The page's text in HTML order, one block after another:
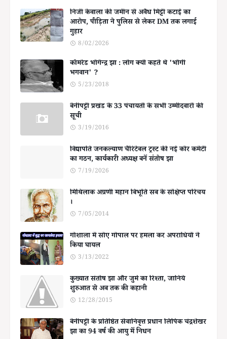
निजी केवाला की जमीन से अवैध मिट्टी कटाई का
आरोप, पीड़िता ने पुलिस से लेकर DM तक लगाई
गुहार
8/02/2026
कॉमरेड भोगेन्द्र झा : लोग क्यों कहते थे 'भोगी
भगवान' ?
5/23/2018
बेनीपट्टी प्रखंड के 33 पंचायतों के सभी उम्मीदवारों की
सूची
3/19/2016
विद्यापति जनकल्याण चैरिटेबल ट्रस्ट की नई कोर कमेटी
का गठन, कार्यकारी अध्यक्ष बनें संतोष झा
7/19/2026
मिथिलाक अग्रणी महान बिभूति सब के संक्षिप्त परिचय
।
7/05/2014
गोशाला में सोए गोपाल पर हमला कर अपराधियों ने
किया घायल
3/13/2022
कुख्यात संतोष झा और जुर्म का रिश्ता, जानिये
शुरुआत से अब तक की कहानी
12/28/2015
बेनीपट्टी के प्रतिष्ठित सेवानिवृत्त प्रधान लिपिक चंद्रशेखर
झा का 94 वर्ष की आयु में निधन